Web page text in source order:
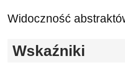
Widoczność
Wskaźniki